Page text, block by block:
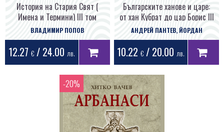
История на Стария Свят (
Имена и Термини) III том
ВЛАДИМИР ПОПОВ
12.27 €/ 24.00 лв.
Българските ханове и царе:
от хан Кубрат до цар Борис III
АНДРЕЙ ПАНТЕВ, ЙОРДАН
АНДРЕЕВ
10.22€ / 20.00 лв.